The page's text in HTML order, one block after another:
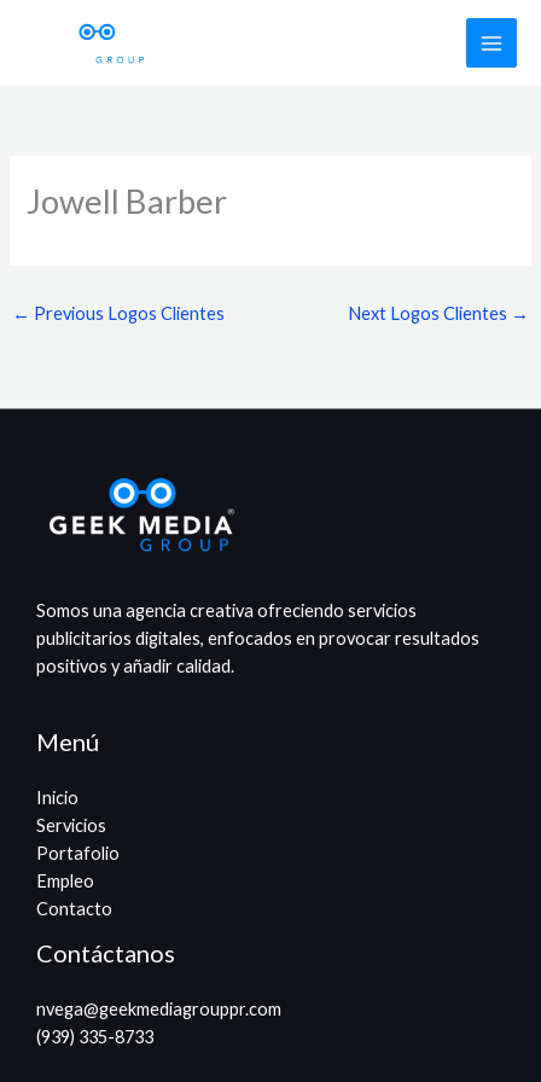
Jowell Barber
← Previous Logos Clientes Next Logos Clientes →
Somos una agencia creativa ofreciendo servicios
publicitarios digitales, enfocados en provocar resultados
positivos y añadir calidad.
Menú
Inicio
Servicios
Portafolio
Empleo
Contacto
Contáctanos
nvega@geekmediagrouppr.com​
(939) 335-8733